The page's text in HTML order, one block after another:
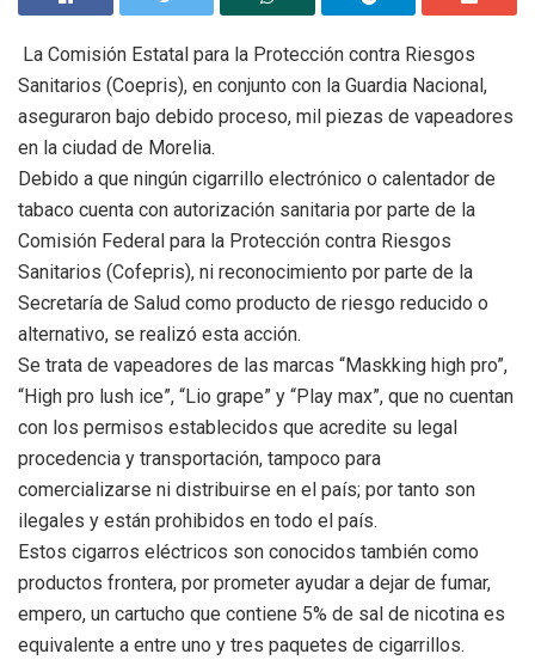
La Comisión Estatal para la Protección contra Riesgos
Sanitarios (Coepris), en conjunto con la Guardia Nacional,
aseguraron bajo debido proceso, mil piezas de vapeadores
en la ciudad de Morelia.
Debido a que ningún cigarrillo electrónico o calentador de
tabaco cuenta con autorización sanitaria por parte de la
Comisión Federal para la Protección contra Riesgos
Sanitarios (Cofepris), ni reconocimiento por parte de la
Secretaría de Salud como producto de riesgo reducido o
alternativo, se realizó esta acción.
Se trata de vapeadores de las marcas “Maskking high pro”,
“High pro lush ice”, “Lio grape” y “Play max”, que no cuentan
con los permisos establecidos que acredite su legal
procedencia y transportación, tampoco para
comercializarse ni distribuirse en el país; por tanto son
ilegales y están prohibidos en todo el país.
Estos cigarros eléctricos son conocidos también como
productos frontera, por prometer ayudar a dejar de fumar,
empero, un cartucho que contiene 5% de sal de nicotina es
equivalente a entre uno y tres paquetes de cigarrillos.